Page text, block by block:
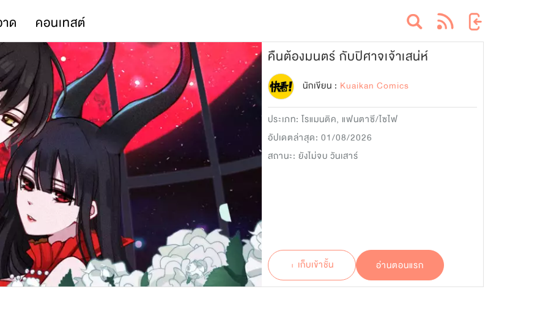
ด คอนเทสต์
คืนต้องมนตร์ กับปิศาจเจ้าเสน่ห์
นักเขียน : Kuaikan Comics
ประเภท:โรแมนติค,แฟนตาซี/ไซไฟ
อัปเดตล่าสุด: 01/08/2026
สถานะ: ยังไม่จบ วันเสาร์
+ เก็บเข้าชั้น อ่านตอนแรก